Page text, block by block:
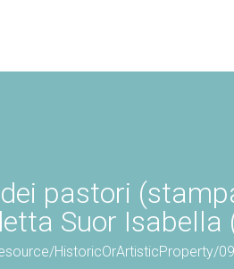
pastori
Suor Isabella
HistoricOrArtisticProperty/